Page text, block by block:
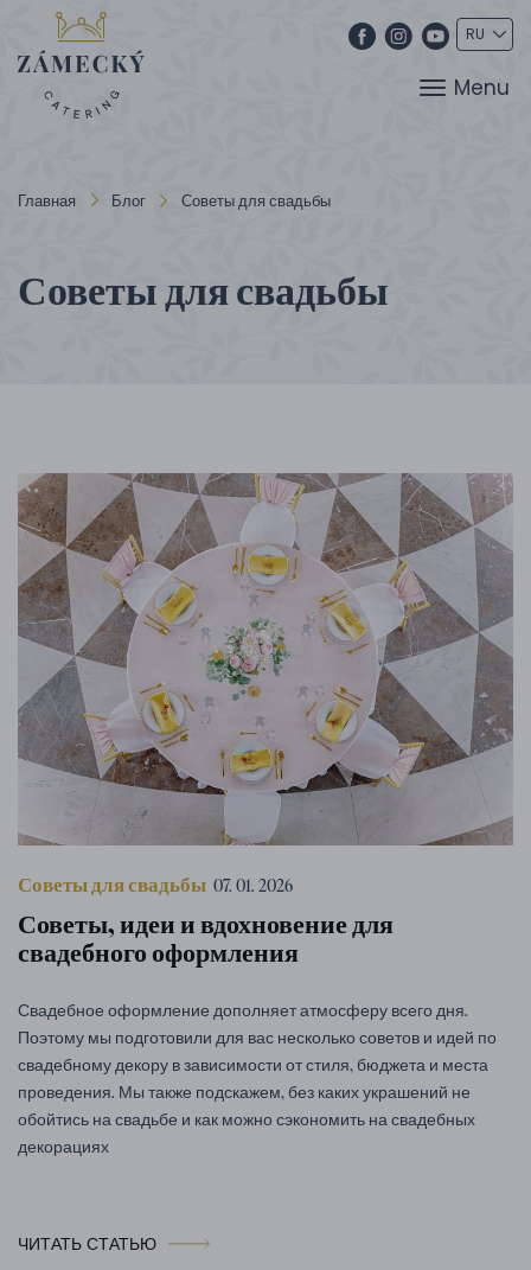
Menu
Главная Блог Советы для свадьбы
Советы для свадьбы
Советы для свадьбы 07. 01. 2026
Советы, идеи и вдохновение для
свадебного оформления
Свадебное оформление дополняет атмосферу всего дня.
Поэтому мы подготовили для вас несколько советов и идей по
свадебному декору в зависимости от стиля, бюджета и места
проведения. Мы также подскажем, без каких украшений не
обойтись на свадьбе и как можно сэкономить на свадебных
декорациях
ЧИТАТЬ СТАТЬЮ